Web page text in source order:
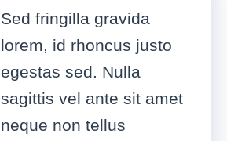
Sed fringilla gravida
lorem, id rhoncus justo
egestas sed. Nulla
sagittis vel ante sit amet
neque non tellus